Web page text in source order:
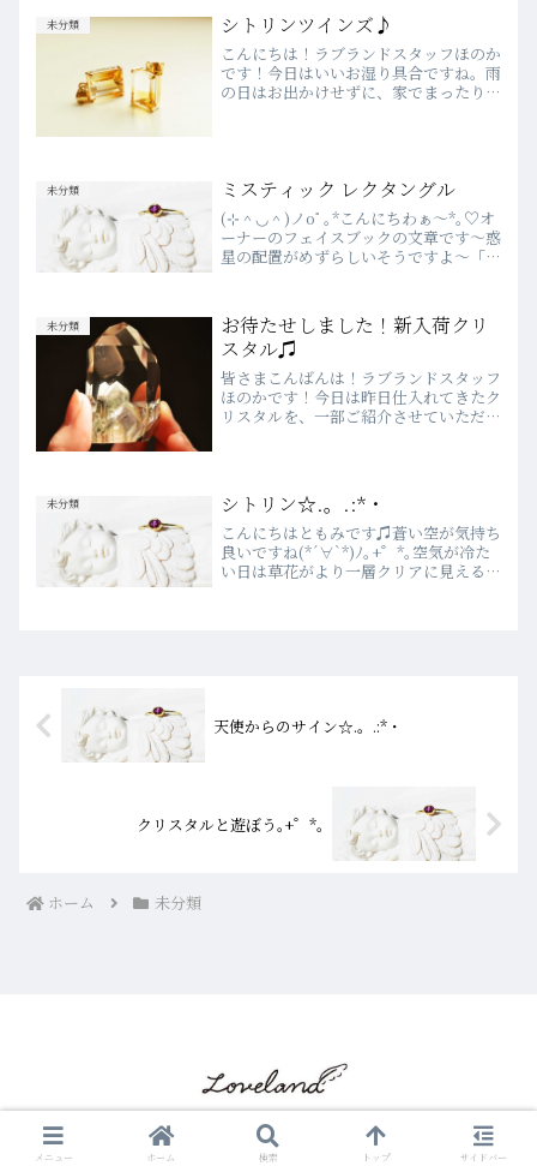
ャルオイルを使っていますが、今回改め
てエッセンシャルオイル...
未分類 シトリンツインズ♪
こんにちは！ラブランドスタッフほのか
です！今日はいいお湿り具合ですね。雨
の日はお出かけせずに、家でまったりな
未分類 ミスティック レクタングル
(⊹＾◡＾)ノoﾟ｡*こんにちわぁ～*｡♡オ
ーナーのフェイスブックの文章です～惑
星の配置がめずらしいそうですよ～「​皆
しい ミスティック レクタングル、とて
も珍しいミス...
未分類
お待たせしました！新入荷クリ
スタル♫
皆さまこんばんは！ラブランドスタッフ
ほのかです！今日は昨日仕入れてきたク
リスタルを、一部ご紹介させていただき
スタルを入荷しました...
未分類 シトリン☆.。.:*・
こんにちはともみです♫蒼い空が気持ち
良いですね(*´∀`*)ﾉ｡+゜*｡空気が冷た
い日は草花がより一層クリアに見えるの
天使からのサイン☆.。.:*・
クリスタルと遊ぼう｡+゜*｡
ホーム 未分類
© 2017 LoveLand クリスタルショップ ブログ☆彡.
メニュー ホーム 検索 トップ サイドバー